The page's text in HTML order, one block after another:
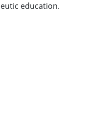
education.